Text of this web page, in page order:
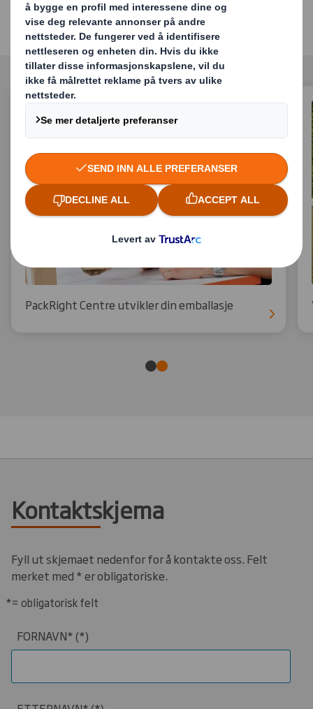
Vi er her for å hjelpe deg
PackRight Centre utvikler din emballasje
Kontaktskjema
Fyll ut skjemaet nedenfor for å kontakte oss. Felt
merket med * er obligatoriske.
*= obligatorisk felt
FORNAVN*